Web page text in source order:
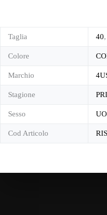
Taglia 40,
Colore
Marchio
Stagione
Sesso
Cod Articolo